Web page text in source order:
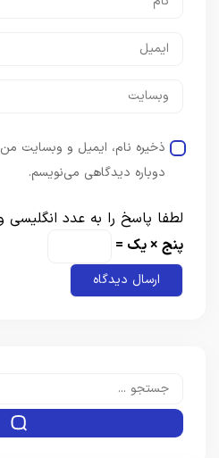
ذخیره نام، ایمیل و وبسایت من
دوباره دیدگاهی می‌نویسم.
لطفا پاسخ را به عدد انگلیسی
پنج × یک =